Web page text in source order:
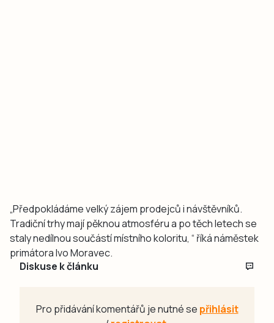
„Předpokládáme velký zájem prodejců i návštěvníků.
Tradiční trhy mají pěknou atmosféru a po těch letech se
staly nedílnou součástí místního koloritu, “ říká náměstek
primátora Ivo Moravec.
Diskuse k článku
Pro přidávání komentářů je nutné se přihlásit